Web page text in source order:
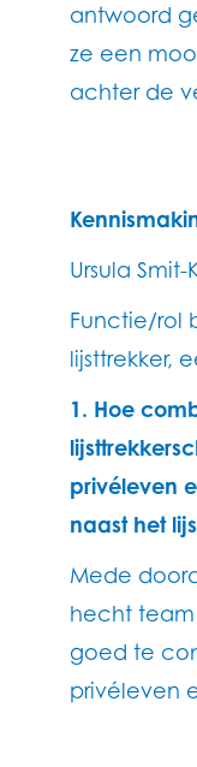
antwoord
ze een
achter de
Ursula Smit-
Functie/rol
lijsttrekker,
1. Hoe
privéleven
naast het
Mede
hecht team
goed te
privéleven